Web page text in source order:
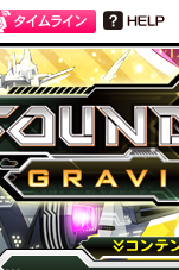
III GRAVITY WARS